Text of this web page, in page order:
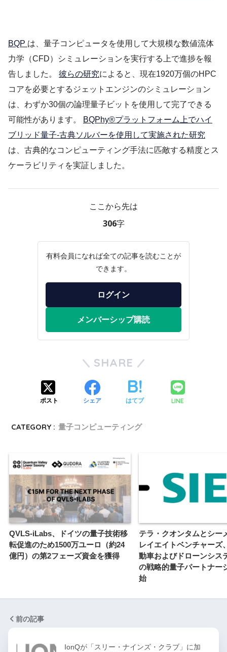
BQP は、量子コンピュータを使用して大規模な数値流体
力学（CFD）シミュレーションを実行する上で進捗を報
告しました。 彼らの研究によると、現在1920万個のHPC
コアを必要とするジェットエンジンのシミュレーション
は、わずか30個の論理量子ビットを使用して完了できる
可能性があります。
BQPhy®プラットフォーム上でハイ
ブリッド量子-古典ソルバーを使用して実施された研究
は、古典的なコンピューティング手法に匹敵する精度とス
ケーラビリティを実証しました。
ここから先は
306字
有料会員になれば全ての記事を読むことが
できます。
ログイン
メンバーシップ購読
SHARE
ポスト シェア はてブ LINE
CATEGORY : 量子コンピューティング
QVLS-iLabs、ドイツの量子技術移
転促進のため1500万ユーロ（約24
億円）の第2フェーズ資金を獲得
テラ・クオンタムとシー
レイエイトベンチャーズ
動車およびドローンシス
の戦略的量子パートナー
始
前の記事
IonQが「スリー・ナインズ・クラブ」に加